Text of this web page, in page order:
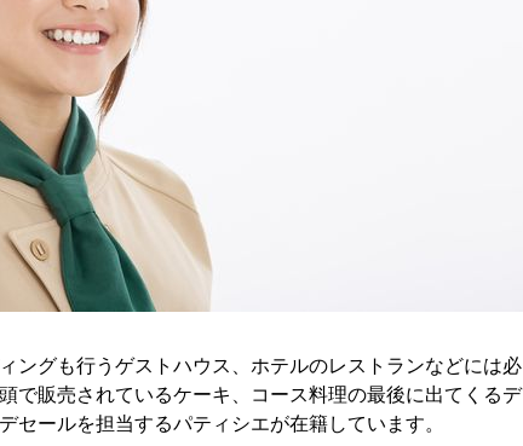
ングも行うゲストハウス、ホテルのレストランなどには必
で販売されているケーキ、コース料理の最後に出てくるデ
セールを担当するパティシエが在籍しています。